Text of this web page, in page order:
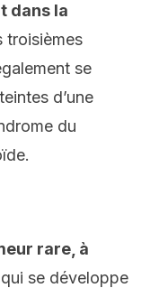
dans la
troisièmes
se
d’une
du
rare, à
se développe